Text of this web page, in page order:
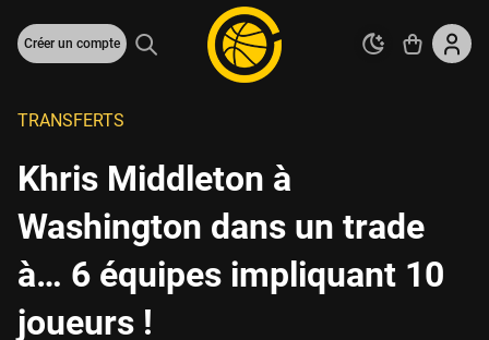
Créer un compte
TRANSFERTS
Khris Middleton à
Washington dans un trade
à… 6 équipes impliquant 10
joueurs !